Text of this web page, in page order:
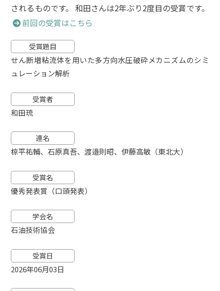
されるものです。 和田さんは2年ぶり2度目の受賞です。
前回の受賞はこちら
受賞題目
せん断増粘流体を用いた多方向水圧破砕メカニズムのシミ
ュレーション解析
受賞者
和田琉
連名
椋平祐輔、石原真吾、渡邉則昭、伊藤高敏（東北大）
受賞名
優秀発表賞（口頭発表）
学会名
石油技術協会
受賞日
2026年06月03日